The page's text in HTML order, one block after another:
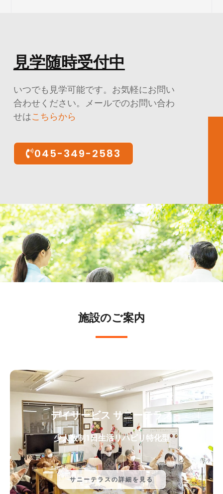
見学随時受付中
いつでも見学可能です。お気軽にお問い
合わせください。メールでのお問い合わ
せはこちらから
045-349-2583
施設のご案内
デイサービス サニーテラス
少人数制1日生活リハビリ特化型
サニーテラスの詳細を見る